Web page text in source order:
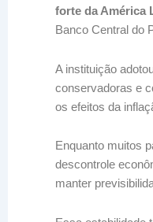
forte da América
Banco Central do
A instituição
conservadoras e
os efeitos da
Enquanto muitos
descontrole
manter